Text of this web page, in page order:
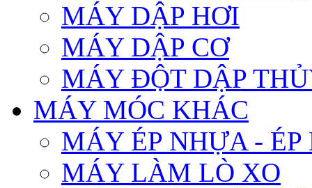
MÁY DẬP HƠI
MÁY DẬP CƠ
MÁY ĐỘT DẬP
MÁY MÓC KHÁC
MÁY ÉP NHỰA - ÉP
MÁY LÀM LÒ XO